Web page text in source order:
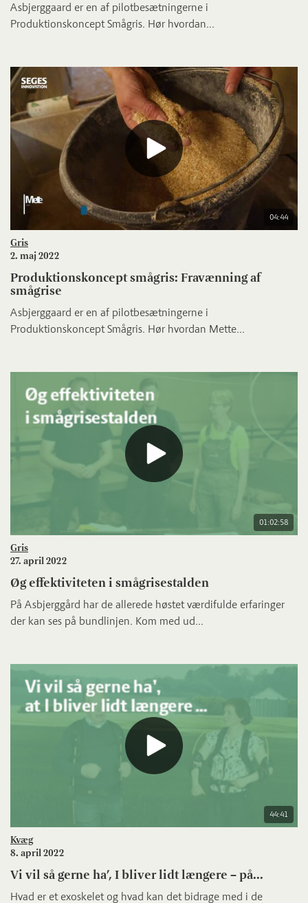
Asbjerggaard er en af pilotbesætningerne i
Produktionskoncept Smågris. Hør hvordan...
04:44
Gris
2. maj 2022
Produktionskoncept smågris: Fravænning af
smågrise
Asbjerggaard er en af pilotbesætningerne i
Produktionskoncept Smågris. Hør hvordan Mette...
01:02:58
Gris
27. april 2022
Øg effektiviteten i smågrisestalden
På Asbjerggård har de allerede høstet værdifulde erfaringer
der kan ses på bundlinjen. Kom med ud...
44:41
Kvæg
8. april 2022
Vi vil så gerne ha’, I bliver lidt længere – på...
Hvad er et exoskelet og hvad kan det bidrage med i de